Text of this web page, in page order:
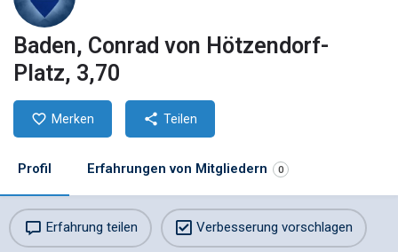
Baden, Conrad von Hötzendorf-
Platz, 3,70
Merken Teilen
Profil Erfahrungen von Mitgliedern 0
Erfahrung teilen Verbesserung vorschlagen